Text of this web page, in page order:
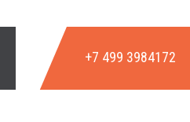
+7 499 3984172